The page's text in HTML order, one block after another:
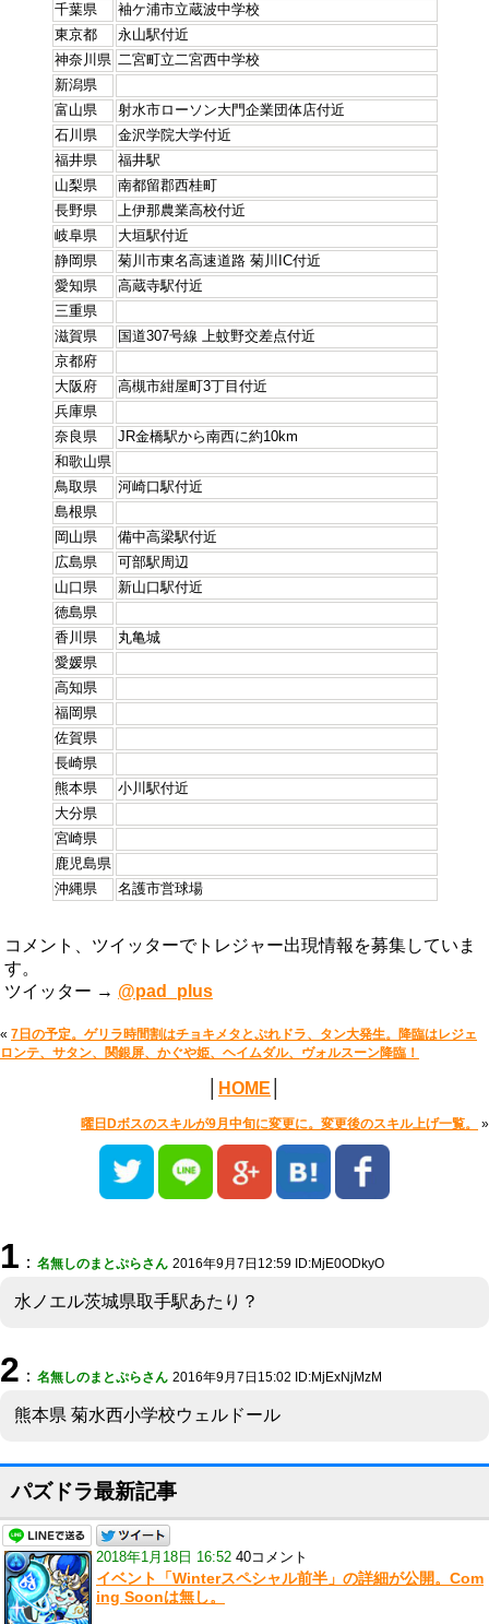
千葉県
袖ケ浦市立蔵波中学校
東京都
永山駅付近
神奈川県 二宮町立二宮西中学校
新潟県
富山県
射水市ローソン大門企業団体店付近
石川県
金沢学院大学付近
福井県
福井駅
山梨県
南都留郡西桂町
長野県
上伊那農業高校付近
岐阜県
大垣駅付近
静岡県
菊川市東名高速道路 菊川IC付近
愛知県
高蔵寺駅付近
三重県
滋賀県
国道307号線 上蚊野交差点付近
京都府
大阪府
高槻市紺屋町3丁目付近
兵庫県
奈良県
JR金橋駅から南西に約10km
和歌山県
鳥取県
河崎口駅付近
島根県
岡山県
備中高梁駅付近
広島県
可部駅周辺
山口県
新山口駅付近
徳島県
香川県
丸亀城
愛媛県
高知県
福岡県
佐賀県
長崎県
熊本県
小川駅付近
大分県
宮崎県
鹿児島県
沖縄県
名護市営球場
コメント、ツイッターでトレジャー出現情報を募集していま
す。
ツイッター → @pad_plus
« 7日の予定。ゲリラ時間割はチョキメタとぷれドラ、タン大発生。降臨はレジェ
ロンテ、サタン、関銀屏、かぐや姫、ヘイムダル、ヴォルスーン降臨！
HOME
曜日Dボスのスキルが9月中旬に変更に。変更後のスキル上げ一覧。 »
1 ： 名無しのまとぷらさん 2016年9月7日12:59 ID:MjE0ODkyO
水ノエル茨城県取手駅あたり？
2 ： 名無しのまとぷらさん 2016年9月7日15:02 ID:MjExNjMzM
熊本県 菊水西小学校ウェルドール
パズドラ最新記事
2018年1月18日 16:52 40コメント
イベント「Winterスペシャル前半」の詳細が公開。Com
ing Soonは無し。